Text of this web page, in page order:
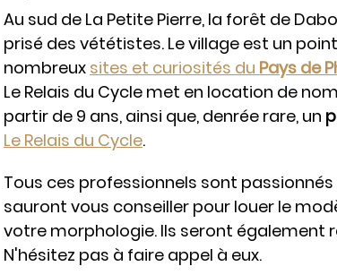
Au sud de La Petite Pierre, la forêt de
prisé des vététistes. Le village est un
nombreux sites et curiosités du Pays de
Le Relais du Cycle met en location de
partir de 9 ans, ainsi que, denrée rare, un
Le Relais du Cycle.
Tous ces professionnels sont
sauront vous conseiller pour louer le
votre morphologie. Ils seront également
N'hésitez pas à faire appel à eux.